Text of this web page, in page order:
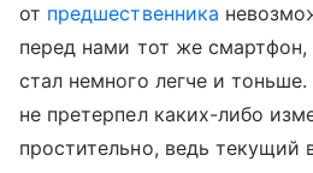
от предшественника
перед нами тот же
стал немного легче и
не претерпел каких-либо
простительно, ведь текущий